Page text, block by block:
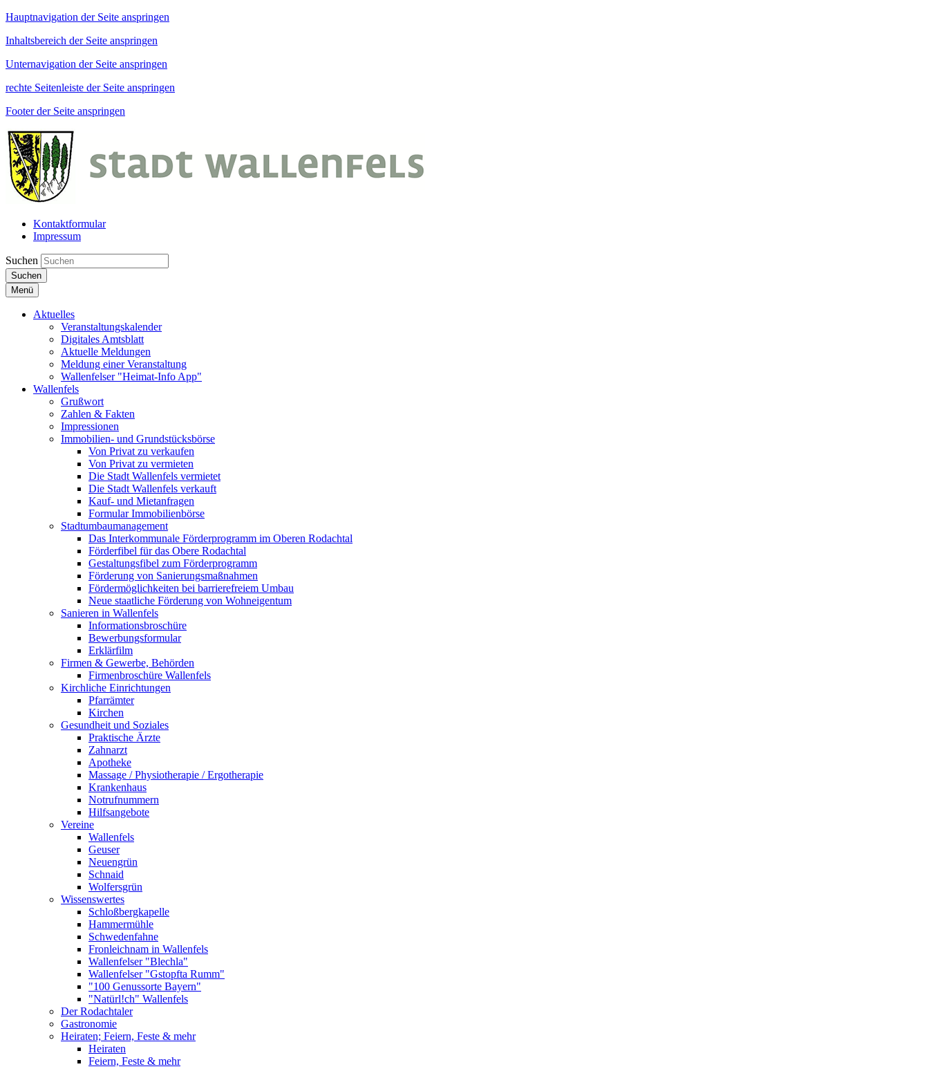
Hauptnavigation der Seite anspringen
Inhaltsbereich der Seite anspringen
Unternavigation der Seite anspringen
rechte Seitenleiste der Seite anspringen
Footer der Seite anspringen
Kontaktformular
Impressum
Suchen
Suchen
Menü
Aktuelles
Veranstaltungskalender
Digitales Amtsblatt
Aktuelle Meldungen
Meldung einer Veranstaltung
Wallenfelser "Heimat-Info App"
Wallenfels
Grußwort
Zahlen & Fakten
Impressionen
Immobilien- und Grundstücksbörse
Von Privat zu verkaufen
Von Privat zu vermieten
Die Stadt Wallenfels vermietet
Die Stadt Wallenfels verkauft
Kauf- und Mietanfragen
Formular Immobilienbörse
Stadtumbaumanagement
Das Interkommunale Förderprogramm im Oberen Rodachtal
Förderfibel für das Obere Rodachtal
Gestaltungsfibel zum Förderprogramm
Förderung von Sanierungsmaßnahmen
Fördermöglichkeiten bei barrierefreiem Umbau
Neue staatliche Förderung von Wohneigentum
Sanieren in Wallenfels
Informationsbroschüre
Bewerbungsformular
Erklärfilm
Firmen & Gewerbe, Behörden
Firmenbroschüre Wallenfels
Kirchliche Einrichtungen
Pfarrämter
Kirchen
Gesundheit und Soziales
Praktische Ärzte
Zahnarzt
Apotheke
Massage / Physiotherapie / Ergotherapie
Krankenhaus
Notrufnummern
Hilfsangebote
Vereine
Wallenfels
Geuser
Neuengrün
Schnaid
Wolfersgrün
Wissenswertes
Schloßbergkapelle
Hammermühle
Schwedenfahne
Fronleichnam in Wallenfels
Wallenfelser "Blechla"
Wallenfelser "Gstopfta Rumm"
"100 Genussorte Bayern"
"Natürl!ch" Wallenfels
Der Rodachtaler
Gastronomie
Heiraten; Feiern, Feste & mehr
Heiraten
Feiern, Feste & mehr